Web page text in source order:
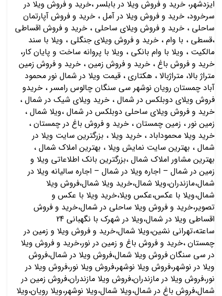
ایزدشهر، خرید و فروش ویلا در بابلسر ،خرید و فروش ویلا در
سرخرود، خرید و فروش ویلا در آمل ، خرید و فروش آپارتمان
ساحلی ، خرید و فروش ویلای ساحلی ، خرید و فروش اقساطی
،قسطی ، با وام ، خرید و فروش ویلای جنگلی ، ویلا با سند
مالکیت ، ویلا با وام بانکی ، ویلا با پروانه ساخت و پایان کار،
خرید و فروش باغ ، خرید و فروش زمین ، خرید و فروش زمین
متراژ بالا، متراژبالا ، هکتاری ، قیمت ویلا در شمال نور محمود
آباد چمستان رویان نوشهر سی سنگان چالوس رامسر ، خریدو
فروش ویلای دوبلکس در شمال ، خرید ویلای شیک در شمال ،
خرید و فروش ویلای ساحلی دوبلکس در شمال ،ویلا شمال ،
زمین نور ، زمین چمستان ، خرید و فروش باغ در چمستان ،
خرید ویلا محموداباد ، خرید ویلا ، بزرگترین سایت ویلا در
شمال ، بهترین سایت نمایش ویلا ، بهترین املاک شمال ،
بهترین مشاور املاک شمال ،بزرگترین بانک اطلاعاتی ویلا و
زمین در شمال – اجاره ویلا در شمال – اجاره سالیانه ویلا در
شمال،مازندران،ویلا شمال،خرید ویلا شمال،فروش ویلا
شمال،ویلا با عکس،عکس ویلا،خرید ویلا با عکس و
تصویر،خرید و فروش ویلا ساحلی در شمال،خرید و فروش
اقساطی ویلا در شمال،ویلا در شهرک با نگهبانی 24
ساعته،تهرانی نشین،ویلا شمال،خرید و فروش ویلا و زمین در
چمستان ،خرید و فروش باغ و زمین در نور،خرید و فروش ویلا
در سی سنگان فروش ویلا شمال،فروش ویلا در شمال،فروش
ویلا در نوشهر،فروش ویلا نوشهر،فروش ویلا نور،فروش ویلا در
نور،فروش ویلا در مازندران،فروش ویلا مازندران،فروش زمین در
شمال،فروش باغ در شمال،ویلا شمال،ویلا نوشهر،ویلا رویان،ویلا